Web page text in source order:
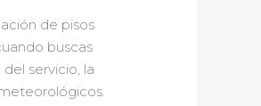
de pisos
buscas
servicio, la